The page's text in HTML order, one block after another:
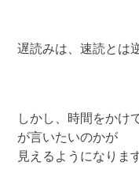
遅読みは、速読とは
しかし、時間をかけ
が言いたいのかが
見えるようになりま